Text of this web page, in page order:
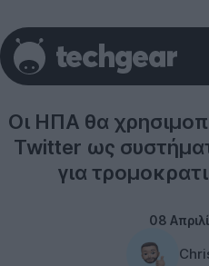
Οι ΗΠΑ θα
Twitter ως
για
08